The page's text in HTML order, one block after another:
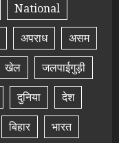
National
अपराध
असम
खेल
जलपाईगुड़ी
दुनिया
देश
बिहार
भारत